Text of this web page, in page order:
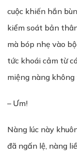
cuộc khiến hắn
kiểm soát bản
mà bóp nhẹ vào
tức khoái cảm từ
miệng nàng không
– Ưm!
Nàng lúc này
đã ngấn lệ, nàng